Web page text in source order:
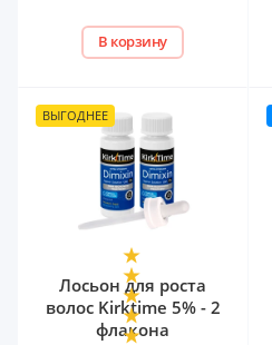
В корзину
ВЫГОДНЕЕ
Лосьон для роста
волос Kirktime 5% - 2
флакона